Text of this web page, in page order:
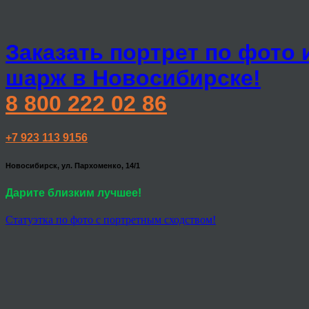
Заказать портрет по фото
шарж в Новосибирске!
8 800 222 02 86
+7 923 113 9156
Новосибирск, ул. Пархоменко, 14/1
Дарите близким лучшее!
Статуэтка по фото с портретным сходством!